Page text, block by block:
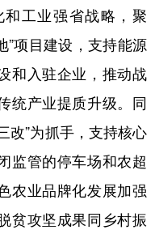
海南 重庆
云南 西藏
青海 宁夏
黑龙江
工业强省战略，聚
”项目建设，支持能源
和入驻企业，推动战
统产业提质升级。同
改”为抓手，支持核心
监管的停车场和农超
农业品牌化发展加强
贫攻坚成果同乡村振